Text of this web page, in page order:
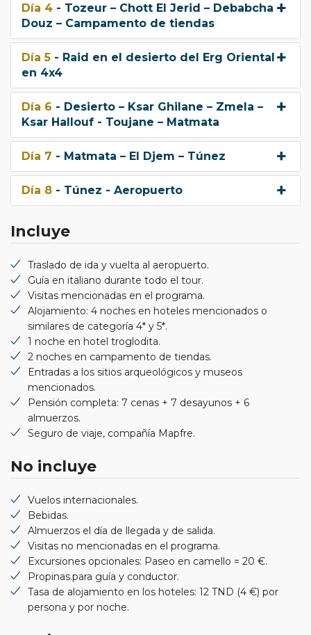
Día 4 - Tozeur – Chott El Jerid – Debabcha –
Douz – Campamento de tiendas
Día 5 - Raid en el desierto del Erg Oriental
en 4x4
Día 6 - Desierto – Ksar Ghilane – Zmela –
Ksar Hallouf - Toujane – Matmata
Día 7 - Matmata – El Djem – Túnez
Día 8 - Túnez - Aeropuerto
Incluye
Traslado de ida y vuelta al aeropuerto.
Guía en italiano durante todo el tour.
Visitas mencionadas en el programa.
Alojamiento: 4 noches en hoteles mencionados o
similares de categoría 4* y 5*.
1 noche en hotel troglodita.
2 noches en campamento de tiendas.
Entradas a los sitios arqueológicos y museos
mencionados.
Pensión completa: 7 cenas + 7 desayunos + 6
almuerzos.
Seguro de viaje, compañía Mapfre.
No incluye
Vuelos internacionales.
Bebidas.
Almuerzos el día de llegada y de salida.
Visitas no mencionadas en el programa.
Excursiones opcionales: Paseo en camello = 20 €.
Propinas.para guía y conductor.
Tasa de alojamiento en los hoteles: 12 TND (4 €) por
persona y por noche.